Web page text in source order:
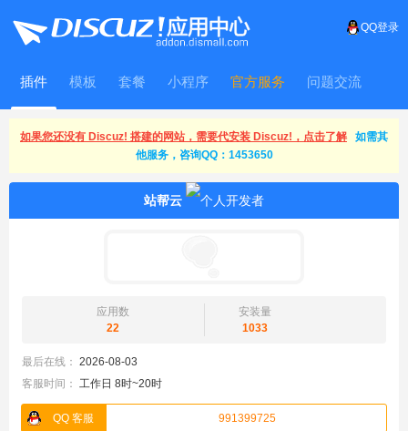
QQ登录
插件 模板 套餐 小程序 官方服务 问题交流
WitFrame
如果您还没有 Discuz! 搭建的网站，需要代安装 Discuz!，点击了解
如需其
他服务，咨询QQ：1453650
站帮云
应用数
22
安装量
1033
最后在线： 2026-08-03
客服时间： 工作日 8时~20时
QQ 客服 991399725